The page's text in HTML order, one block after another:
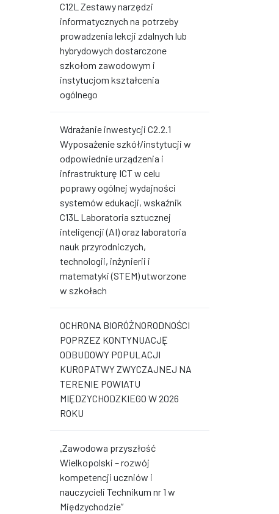
C12L Zestawy narzędzi
informatycznych na potrzeby
prowadzenia lekcji zdalnych lub
hybrydowych dostarczone
szkołom zawodowym i
instytucjom kształcenia
ogólnego
Wdrażanie inwestycji C2.2.1
Wyposażenie szkół/instytucji w
odpowiednie urządzenia i
infrastrukturę ICT w celu
poprawy ogólnej wydajności
systemów edukacji, wskaźnik
C13L Laboratoria sztucznej
inteligencji (AI) oraz laboratoria
nauk przyrodniczych,
technologii, inżynierii i
matematyki (STEM) utworzone
w szkołach
OCHRONA BIORÓŻNORODNOŚCI
POPRZEZ KONTYNUACJĘ
ODBUDOWY POPULACJI
KUROPATWY ZWYCZAJNEJ NA
TERENIE POWIATU
MIĘDZYCHODZKIEGO W 2026
ROKU
„Zawodowa przyszłość
Wielkopolski – rozwój
kompetencji uczniów i
nauczycieli Technikum nr 1 w
Międzychodzie”